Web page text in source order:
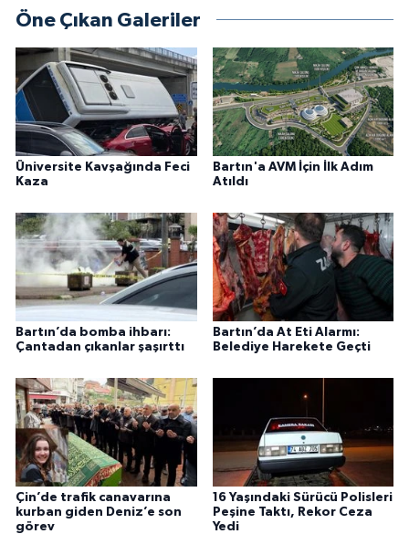
Öne Çıkan Galeriler
Üniversite Kavşağında Feci
Kaza
Bartın'a AVM İçin İlk Adım
Atıldı
Bartın’da bomba ihbarı:
Çantadan çıkanlar şaşırttı
Bartın’da At Eti Alarmı:
Belediye Harekete Geçti
Çin’de trafik canavarına
kurban giden Deniz’e son
görev
16 Yaşındaki Sürücü Polisleri
Peşine Taktı, Rekor Ceza
Yedi